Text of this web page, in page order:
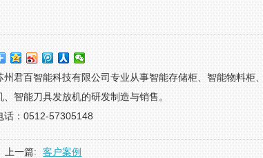
州君百智能科技有限公司专业从事智能存储柜、智能物料
、智能刀具发放机的研发制造与销售。
话：0512-57305148
上一篇:
客户案例